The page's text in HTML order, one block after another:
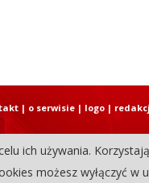
| o serwisie| logo|
ich używania.
możesz wyłączyć w